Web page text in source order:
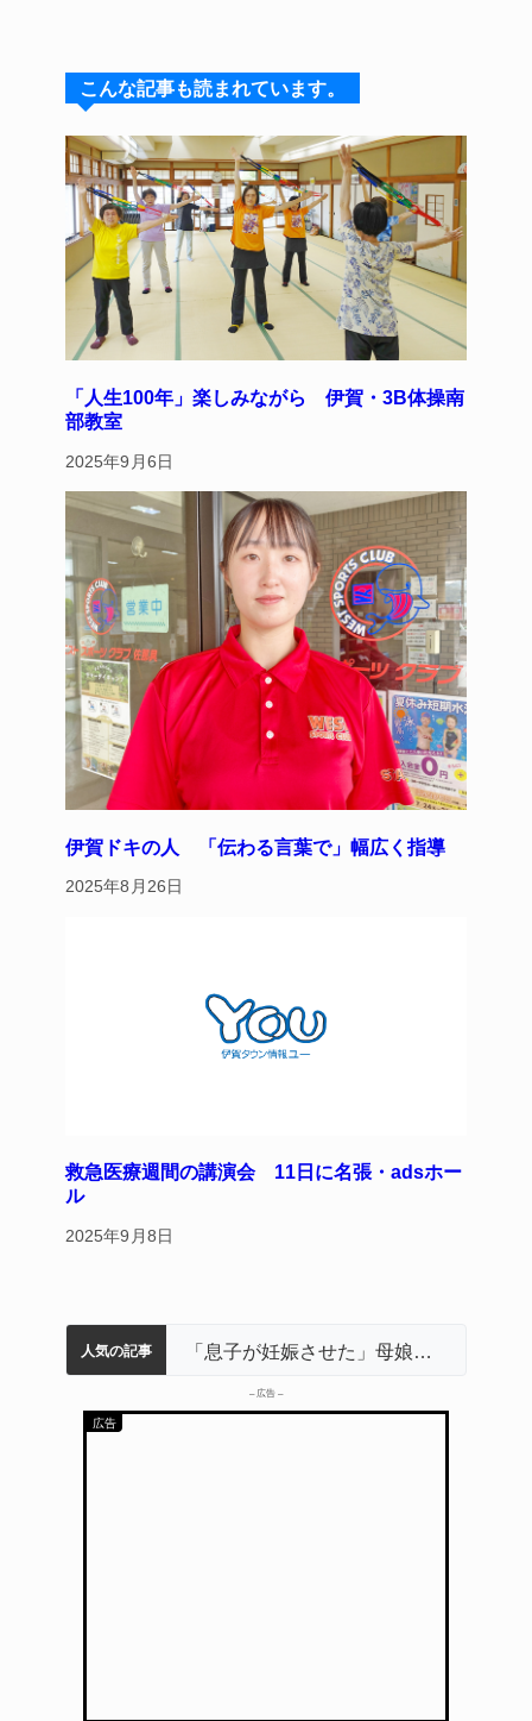
s
k
y
a
d
s
e
b
o
o
k
e
st
こんな記事も読まれています。
「人生100年」楽しみながら 伊賀・3B体操南
部教室
2025年9月6日
伊賀ドキの人 「伝わる言葉で」幅広く指導
2025年8月26日
救急医療週間の講演会 11日に名張・adsホー
ル
2025年9月8日
人気の記事
名張市水道料金47％値上げへ 答申案、審議会で大筋まとまる
中学校の陶壁モニュメント 地元建設会社がボランティアで清掃 伊賀
名張市立病院のDMAT、熊本地震の被災地へ 能登以来3回目の派遣 「息子が妊娠させた」母娘だまされ400万円詐欺被害 名張
– 広告 –